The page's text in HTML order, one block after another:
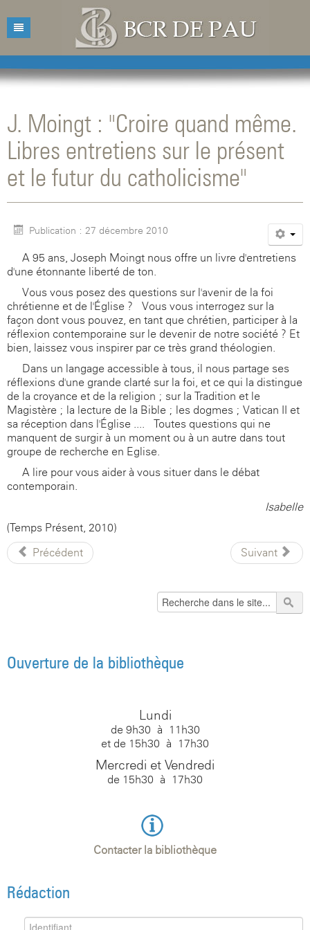
Accueil
Présentation
Horaires d'ouvertures
Contacts
Catalogue
Catalogue des livres
Catalogue des revues
Acquisitions
Bibliographies
Agenda
J. Moingt : "Croire quand même.
Libres entretiens sur le présent
et le futur du catholicisme"
Publication : 27 décembre 2010
A 95 ans, Joseph Moingt nous offre un livre d'entretiens
d'une étonnante liberté de ton.
Vous vous posez des questions sur l'avenir de la foi
chrétienne et de l'Église ? Vous vous interrogez sur la
façon dont vous pouvez, en tant que chrétien, participer à la
réflexion contemporaine sur le devenir de notre société ? Et
bien, laissez-vous inspirer par ce très grand théologien.
Dans un langage accessible à tous, il nous partage ses
réflexions d'une grande clarté sur la foi, et ce qui la distingue
de la croyance et de la religion ; sur la Tradition et le
Magistère ; la lecture de la Bible ; les dogmes ; Vatican II et
sa réception dans l'Église .... Toutes questions qui ne
manquent de surgir à un moment ou à un autre dans tout
groupe de recherche en Eglise.
A lire pour vous aider à vous situer dans le débat
contemporain.
Isabelle
(Temps Présent, 2010)
Précédent
Suivant
Ouverture de la bibliothèque
Lundi
de 9h30 à 11h30
et de 15h30 à 17h30
Mercredi et Vendredi
de 15h30 à 17h30
Contacter la bibliothèque
Rédaction